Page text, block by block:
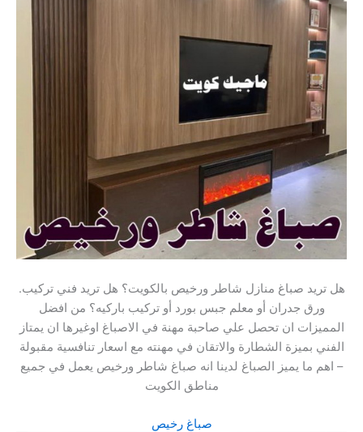
.هل تريد صباغ منازل شاطر ورخيص بالكويت؟ هل تريد فني تركيب
ورق جدران أو معلم جبس بورد أو تركيب باركيه؟ من افضل
المميزات ان تحصل علي صاحبة مهنة في الاصباغ اوغيرها ان يمتاز
الفني بميزة الشطارة والاتقان في مهنته مع اسعار تنافسية مقبولة
– اهم ما يميز الصباغ لدينا انه صباغ شاطر ورخيص يعمل في جميع
مناطق الكويت
صباغ رخيص